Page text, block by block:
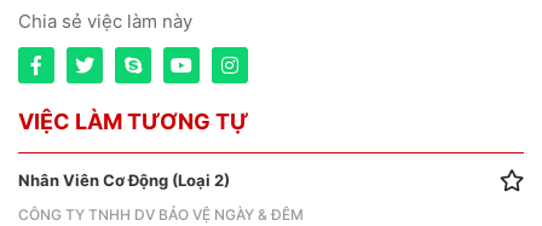
Chia sẻ việc làm này
VIỆC LÀM TƯƠNG TỰ
Nhân Viên Cơ Động (Loại 2)
CÔNG TY TNHH DV BẢO VỆ NGÀY & ĐÊM